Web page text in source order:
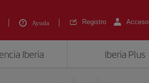
Ayuda Registro Acceso
Iberia Iberia Plus